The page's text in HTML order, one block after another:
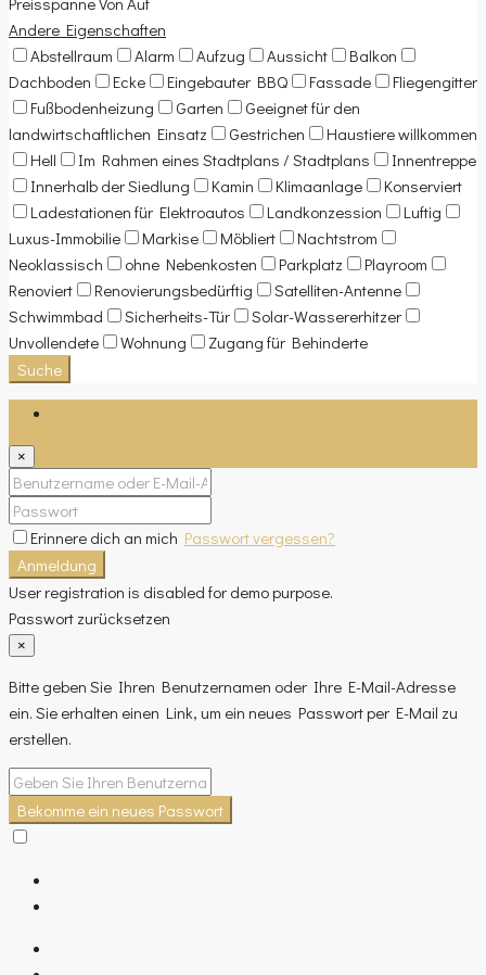
Andere Eigenschaften
Abstellraum
Alarm Aufzug Aussicht
Balkon
Dachboden
Ecke Eingebauter BBQ Fassade
Fliegengitter
Fußbodenheizung
Garten
Geeignet für den
landwirtschaftlichen Einsatz
Gestrichen
Haustiere willkommen
Hell
Im Rahmen eines Stadtplans / Stadtplans
Innentreppe
Innerhalb der Siedlung
Kamin Klimaanlage
Konserviert
Ladestationen für Elektroautos
Landkonzession
Luftig
Luxus-Immobilie
Markise Möbliert
Nachtstrom
Neoklassisch
ohne Nebenkosten Parkplatz
Playroom
Renoviert
Renovierungsbedürftig
Satelliten-Antenne
Schwimmbad
Sicherheits-Tür
Solar-Wassererhitzer
Unvollendete
Wohnung
Zugang für Behinderte
Suche
×
Erinnere dich an mich Passwort vergessen?
Anmeldung
User registration is disabled for demo purpose.
Passwort zurücksetzen
×
Bitte geben Sie Ihren Benutzernamen oder Ihre E-Mail-Adresse
ein. Sie erhalten einen Link, um ein neues Passwort per E-Mail zu
erstellen.
Bekomme ein neues Passwort